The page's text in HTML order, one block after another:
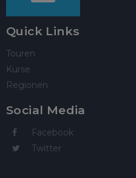
Quick Links
Touren
Kurse
Regionen
Social Media
Facebook
Twitter